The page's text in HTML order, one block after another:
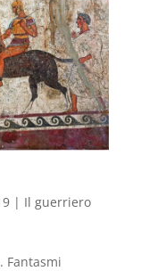
| Il guerriero
Fantasmi